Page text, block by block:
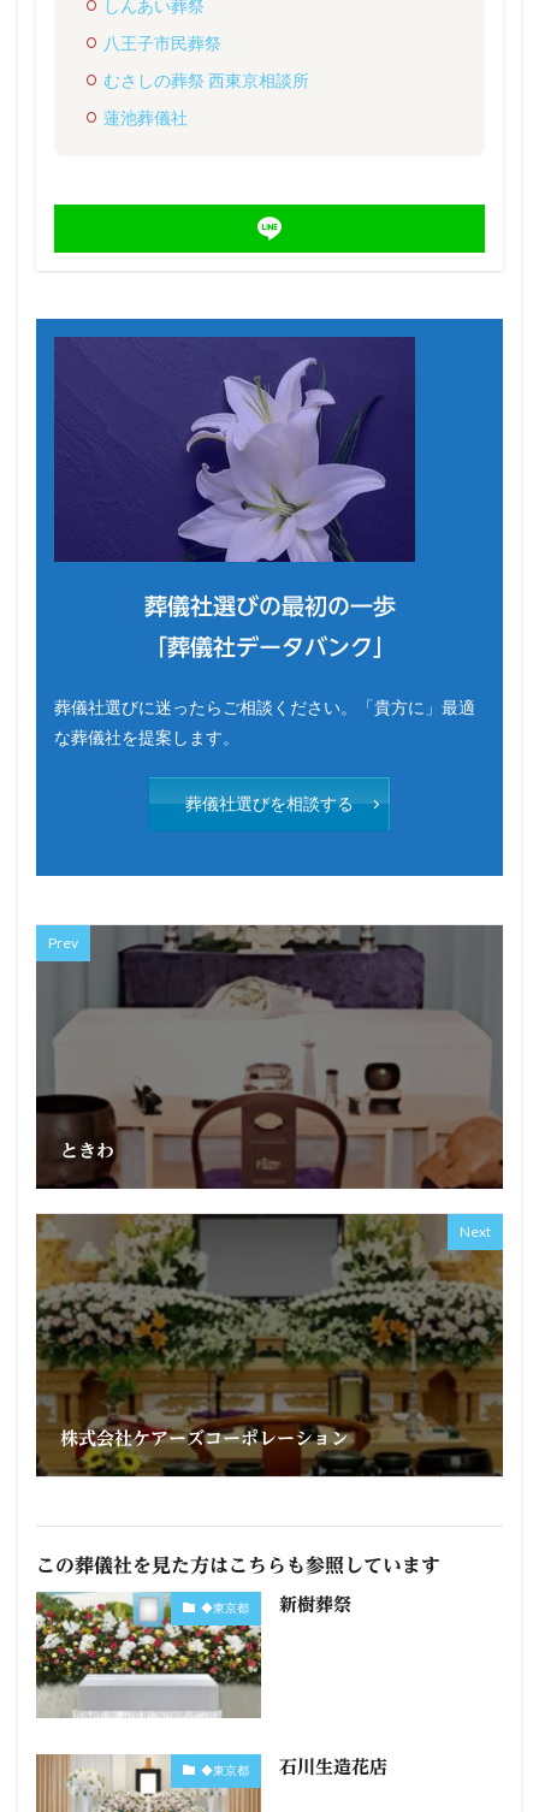
しんあい葬祭
八王子市民葬祭
むさしの葬祭 西東京相談所
蓮池葬儀社
葬儀社選びの最初の一歩
「葬儀社データバンク」
葬儀社選びに迷ったらご相談ください。「貴方に」最適
な葬儀社を提案します。
葬儀社選びを相談する
Prev
ときわ
Next
株式会社ケアーズコーポレーション
この葬儀社を見た方はこちらも参照しています
◆東京都 新樹葬祭
◆東京都 石川生造花店